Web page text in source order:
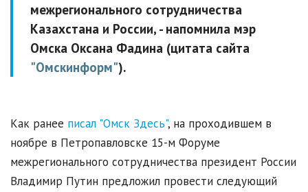
межрегионального сотрудничества
Казахстана и России, - напомнила мэр
Омска Оксана Фадина (цитата сайта
"Омскинформ").
Как ранее писал "Омск Здесь", на проходившем в
ноябре в Петропавловске 15-м Форуме
межрегионального сотрудничества президент России
Владимир Путин предложил провести следующий